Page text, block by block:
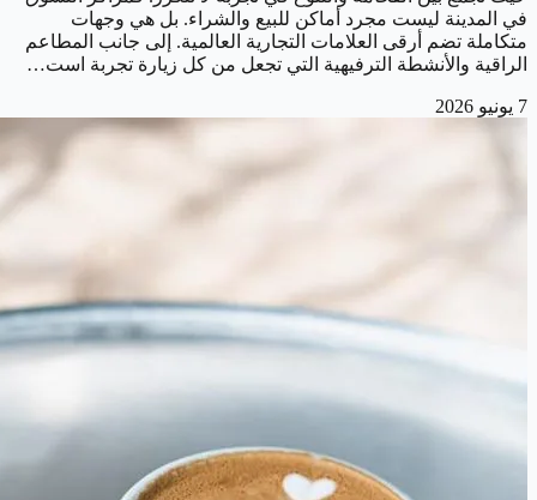
في المدينة ليست مجرد أماكن للبيع والشراء. بل هي وجهات
متكاملة تضم أرقى العلامات التجارية العالمية. إلى جانب المطاعم
الراقية والأنشطة الترفيهية التي تجعل من كل زيارة تجربة است…
7 يونيو 2026